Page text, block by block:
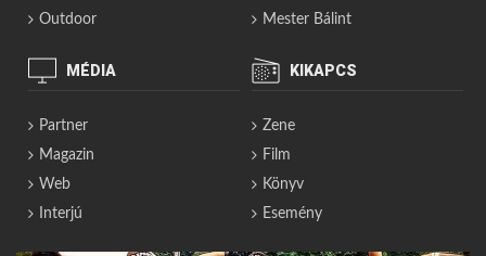
Outdoor
Mester Bálint
MÉDIA
Partner
Magazin
Web
Interjú
KIKAPCS
Zene
Film
Könyv
Esemény